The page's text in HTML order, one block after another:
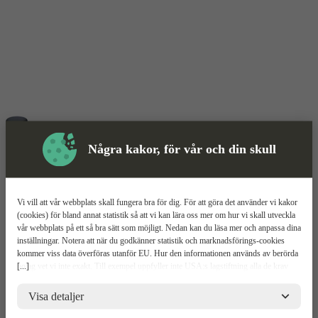
Några kakor, för vår och din skull
[...]
Vi vill att vår webbplats skall fungera bra för dig. För att göra det använder vi kakor
(cookies) för bland annat statistik så att vi kan lära oss mer om hur vi skall utveckla
vår webbplats på ett så bra sätt som möjligt. Nedan kan du läsa mer och anpassa dina
inställningar. Notera att när du godkänner statistik och marknadsförings-cookies
kommer viss data överföras utanför EU. Hur den informationen används av berörda
bolag vet vi inte exakt. Till exempel uppfyller inte USA:s lagstiftning alla de krav
risker för dina personuppgifter. De berörda bolagen måste lämna över uppgifter till
brottsbekämpande myndigheter i USA om de får en sådan begäran. Det kan dock
Visa detaljer
Skyddsutrustning
Gummiklubba Mer information
BondTools BTSH